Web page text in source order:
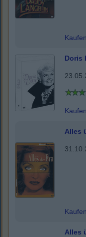
Kaufen
Doris
Kaufen
Alles
Kaufen
Alles